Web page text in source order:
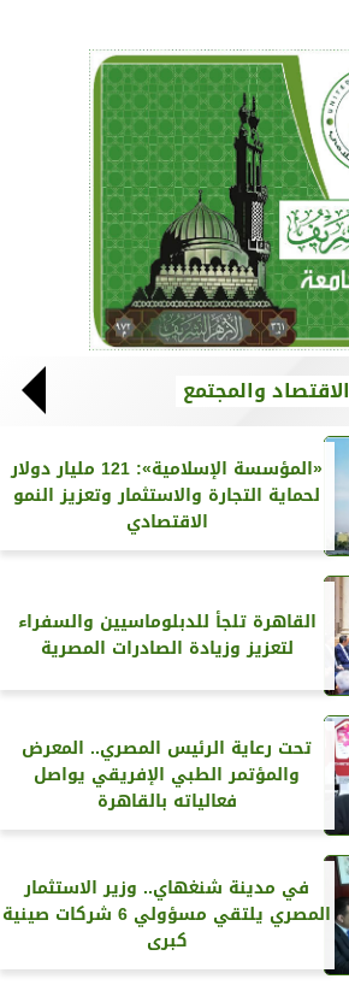
الاقتصاد والمجتمع
«المؤسسة الإسلامية»: 121 مليار دولار
لحماية التجارة والاستثمار وتعزيز النمو
الاقتصادي
القاهرة تلجأ للدبلوماسيين والسفراء
لتعزيز وزيادة الصادرات المصرية
تحت رعاية الرئيس المصري.. المعرض
والمؤتمر الطبي الإفريقي يواصل
فعالياته بالقاهرة
في مدينة شنغهاي.. وزير الاستثمار
المصري يلتقي مسؤولي 6 شركات صينية
كبرى